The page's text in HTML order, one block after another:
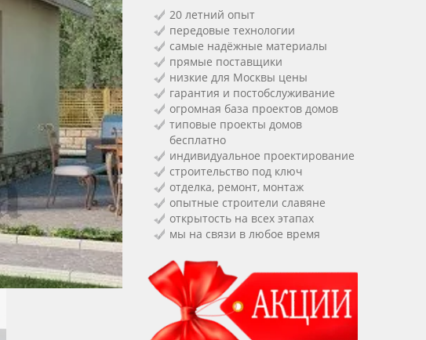
20 летний опыт
передовые технологии
самые надёжные материалы
прямые поставщики
низкие для Москвы цены
гарантия и постобслуживание
огромная база проектов домов
типовые проекты домов
бесплатно
индивидуальное проектирование
строительство под ключ
отделка, ремонт, монтаж
опытные строители славяне
открытость на всех этапах
мы на связи в любое время